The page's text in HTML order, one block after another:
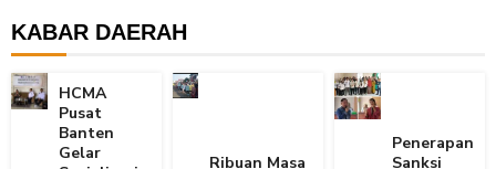
KABAR DAERAH
HCMA
Pusat
Banten
Gelar
Ribuan Masa
Penerapan
Sanksi